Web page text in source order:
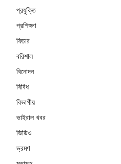
প্রযুক্তি
প্রশিক্ষণ
ফিচার
বরিশাল
বিনোদন
বিবিধ
বিভাগীয়
ভাইরাল খবর
ভিডিও
ভ্রমণ